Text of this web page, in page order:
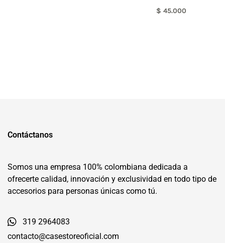
$ 45.000
Contáctanos
Somos una empresa 100% colombiana dedicada a
ofrecerte calidad, innovación y exclusividad en todo tipo de
accesorios para personas únicas como tú.
319 2964083
contacto@casestoreoficial.com